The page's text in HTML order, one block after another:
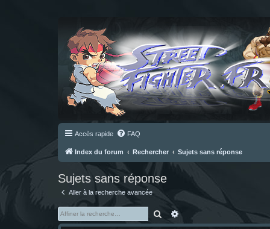
Accès rapide FAQ
Index du forum Rechercher Sujets sans réponse
Sujets sans réponse
Aller à la recherche avancée
Rechercher
Recherche avancée